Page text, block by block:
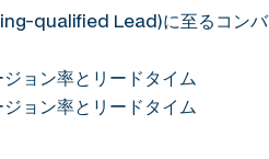
qualified Lead)に至るコン
ョン率とリードタイム
ョン率とリードタイム